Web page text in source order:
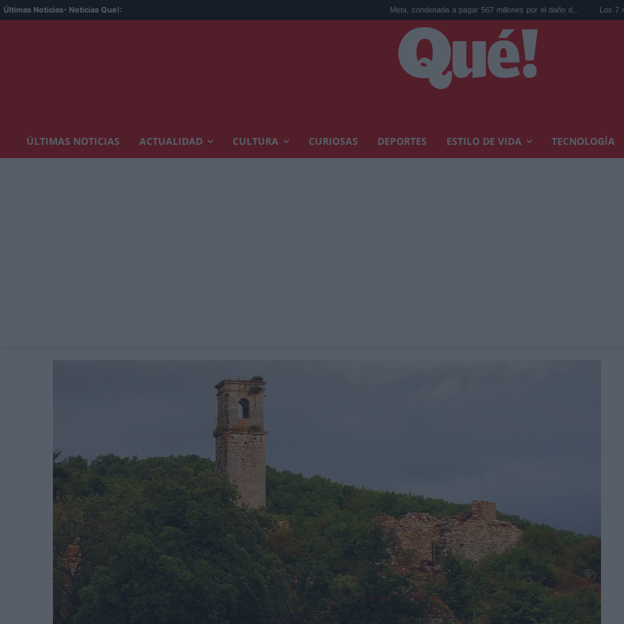
Últimas Noticias- Noticias Que!: Meta, condenada a pagar 567 millones por el daño d... Los 7 mejores discos de
ÚLTIMAS NOTICIAS ACTUALIDAD CULTURA CURIOSAS DEPORTES ESTILO DE VIDA TECNOLOGÍA